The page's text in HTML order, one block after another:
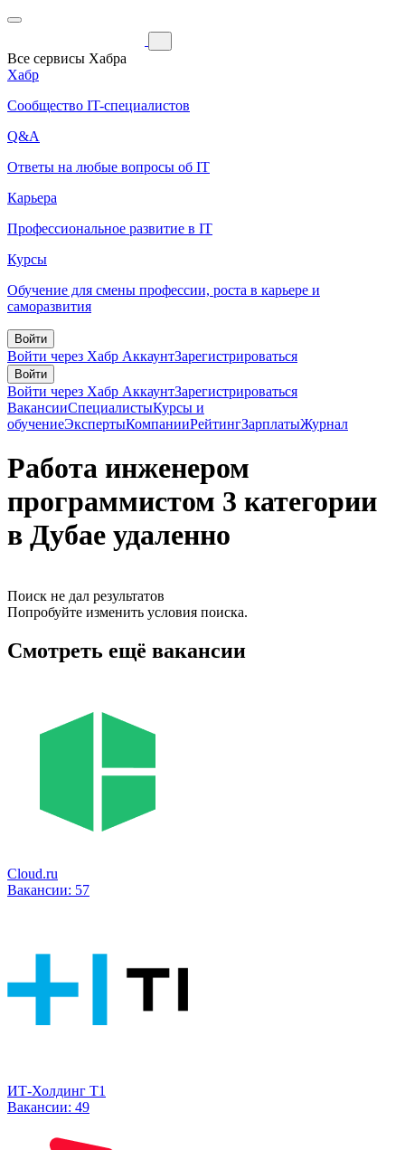
Все сервисы Хабра
Хабр
Сообщество IT-специалистов
Q&A
Ответы на любые вопросы об IT
Карьера
Профессиональное развитие в IT
Курсы
Обучение для смены профессии, роста в карьере и
саморазвития
Войти
Войти через Хабр АккаунтЗарегистрироваться
Войти
Войти через Хабр АккаунтЗарегистрироваться
ВакансииСпециалистыКурсы и
обучениеЭкспертыКомпанииРейтингЗарплатыЖурнал
Работа инженером
программистом 3 категории
в Дубае удаленно
Поиск не дал результатов
Попробуйте изменить условия поиска.
Смотреть ещё вакансии
Cloud.ru
Вакансии: 57
ИТ-Холдинг Т1
Вакансии: 49